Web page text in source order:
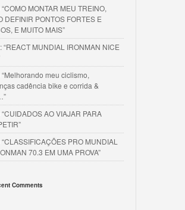
MONTAR MEU TREINO,
DEFINIR PONTOS FORTES E
E MUITO MAIS”
“REACT MUNDIAL IRONMAN NICE
meu ciclismo,
cadência bike e corrida &
AO VIAJAR PARA
PRO MUNDIAL
70.3 EM UMA PROVA”
Comments